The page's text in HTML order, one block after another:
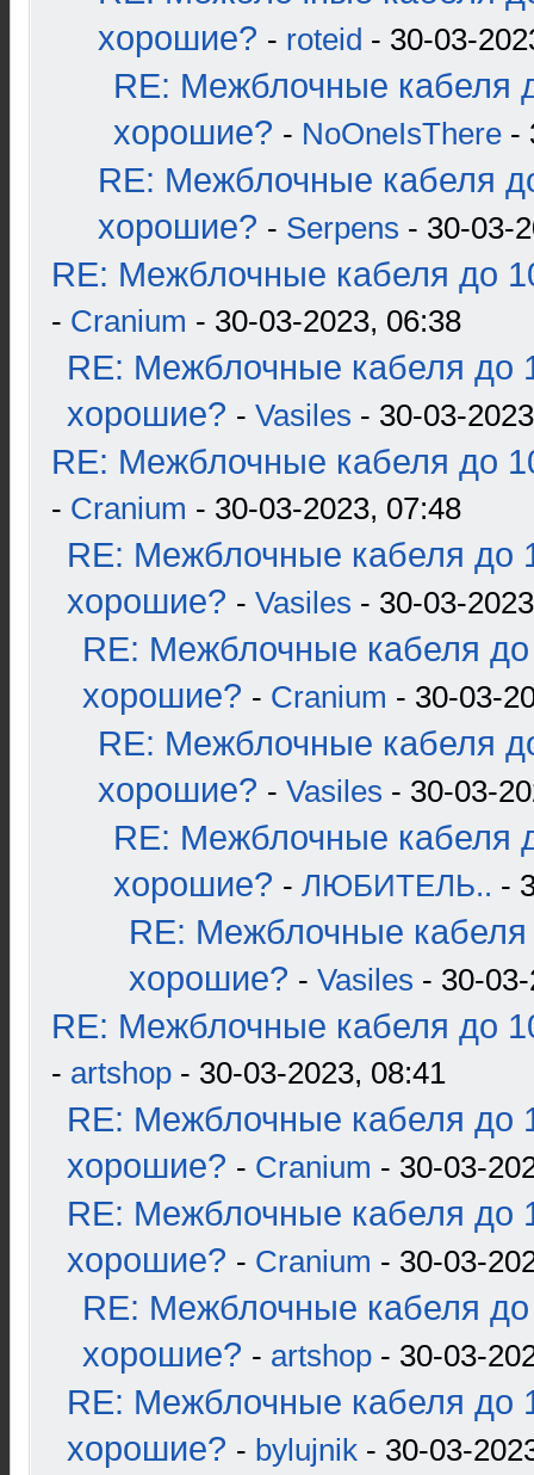
хорошие? - roteid - 30-03-
RE: Межблочные кабеля
хорошие? - NoOneIsThere -
RE: Межблочные кабеля
хорошие? - Serpens - 30-03-
RE: Межблочные кабеля до
- Cranium - 30-03-2023, 06:38
RE: Межблочные кабеля до
хорошие? - Vasiles - 30-03-
RE: Межблочные кабеля до
- Cranium - 30-03-2023, 07:48
RE: Межблочные кабеля до
хорошие? - Vasiles - 30-03-
RE: Межблочные кабеля до
хорошие? - Cranium - 30-03-
RE: Межблочные кабеля
хорошие? - Vasiles - 30-03-
RE: Межблочные кабеля
хорошие? - ЛЮБИТЕЛЬ.. -
RE: Межблочные кабеля
хорошие? - Vasiles - 30-
RE: Межблочные кабеля до
- artshop - 30-03-2023, 08:41
RE: Межблочные кабеля до
хорошие? - Cranium - 30-03-
RE: Межблочные кабеля до
хорошие? - Cranium - 30-03-
RE: Межблочные кабеля до
хорошие? - artshop - 30-03-
RE: Межблочные кабеля до
хорошие? - bylujnik - 30-03-